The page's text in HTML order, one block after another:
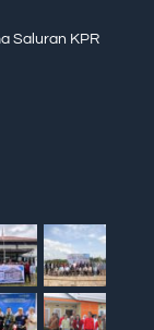
Saluran KPR